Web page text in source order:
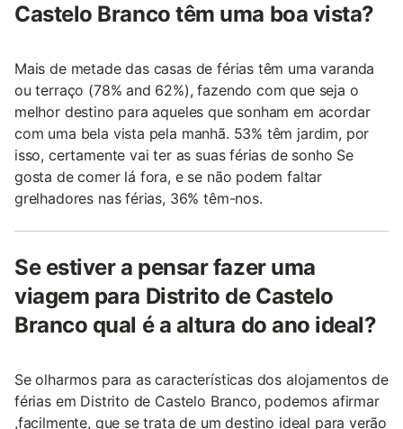
Castelo Branco têm uma boa vista?
Mais de metade das casas de férias têm uma varanda
ou terraço (78% and 62%), fazendo com que seja o
melhor destino para aqueles que sonham em acordar
com uma bela vista pela manhã. 53% têm jardim, por
isso, certamente vai ter as suas férias de sonho Se
gosta de comer lá fora, e se não podem faltar
grelhadores nas férias, 36% têm-nos.
Se estiver a pensar fazer uma
viagem para Distrito de Castelo
Branco qual é a altura do ano ideal?
Se olharmos para as características dos alojamentos de
férias em Distrito de Castelo Branco, podemos afirmar
,facilmente, que se trata de um destino ideal para verão